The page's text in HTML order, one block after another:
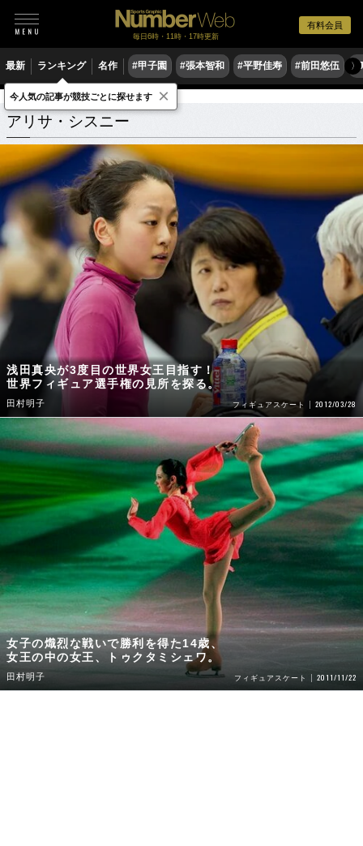
有料会員
毎日6時・11時・17時更新
最新 ランキング 名作 #甲子園 #張本智和 #平野佳寿 #前田悠伍 〉
アリサ・シスニー 関連記事
アリサ・シスニー
浅田真央が3度目の世界女王目指す！
世界フィギュア選手権の見所を探る。
田村明子 フィギュアスケート 2012/03/28
女子の熾烈な戦いで勝利を得た14歳、
女王の中の女王、トゥクタミシェワ。
田村明子 フィギュアスケート 2011/11/22
今人気の記事が競技ごとに探せます ×